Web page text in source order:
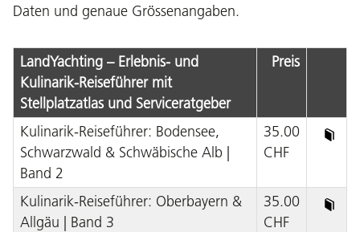
Daten und genaue Grössenangaben.
LandYachting – Erlebnis- und
Kulinarik-Reiseführer mit
Stellplatzatlas und Serviceratgeber
Preis
Kulinarik-Reiseführer: Bodensee,
Schwarzwald & Schwäbische Alb |
Band 2
35.00
CHF
Kulinarik-Reiseführer: Oberbayern &
Allgäu | Band 3
35.00
CHF